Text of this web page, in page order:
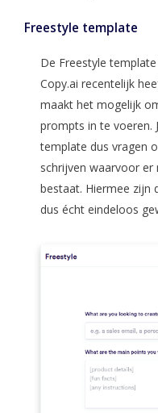
Freestyle template
De Freestyle
Copy.ai recentelijk
maakt het mogelijk
prompts in te voeren.
template dus vragen
schrijven waarvoor
bestaat. Hiermee zijn
dus écht eindeloos